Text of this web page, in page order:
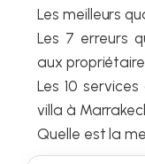
Les meilleurs
Les 7 erreurs
aux
Les 10
villa à
Quelle est la